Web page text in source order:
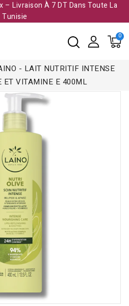
– Livraison À 7 DT Dans Toute La
Tunisie​
- LAIT NUTRITIF INTENSE
ET VITAMINE E 400ML